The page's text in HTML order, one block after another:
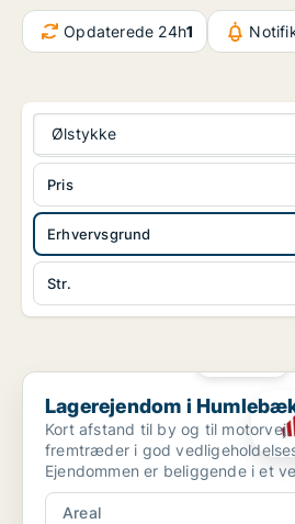
Opdaterede 24h1
Ølstykke
Erhvervsgrund
Str.
Pris
Lagerejendom i Humlebæk
Lagerejendom i
Kort afstand til by og til motorvej.
fremtræder i god
Ejendommen er beliggende i et
erhvervsområde.
Areal